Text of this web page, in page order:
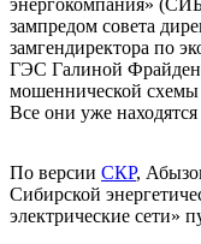
зампредом совета
замгендиректора по
ГЭС Галиной
мошеннической
Все они уже
По версии СКР,
Сибирской
электрические сети»